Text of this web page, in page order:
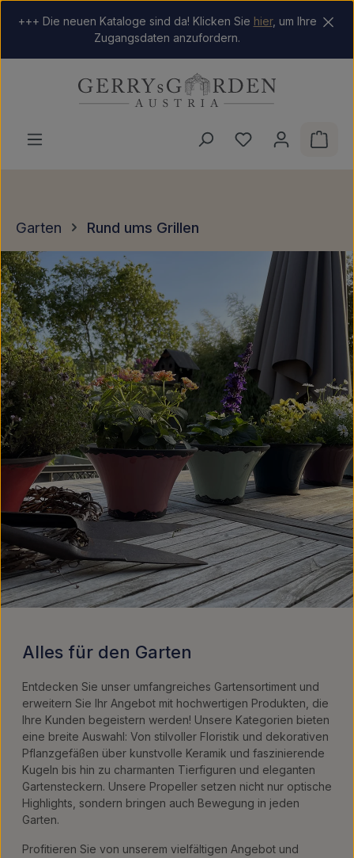
Zum Hauptinhalt springen
+++ Die neuen Kataloge sind da! Klicken Sie hier, um Ihre
Zugangsdaten anzufordern.
Du hast 0
Garten Rund ums Grillen
Alles für den Garten
Entdecken Sie unser umfangreiches Gartensortiment und
erweitern Sie Ihr Angebot mit hochwertigen Produkten, die
Ihre Kunden begeistern werden! Unsere Kategorien bieten
eine breite Auswahl: Von stilvoller Floristik und dekorativen
Pflanzgefäßen über kunstvolle Keramik und faszinierende
Kugeln bis hin zu charmanten Tierfiguren und eleganten
Gartensteckern. Unsere Propeller setzen nicht nur optische
Highlights, sondern bringen auch Bewegung in jeden
Garten.
Profitieren Sie von unserem vielfältigen Angebot und